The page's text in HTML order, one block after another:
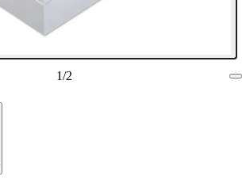
1/2